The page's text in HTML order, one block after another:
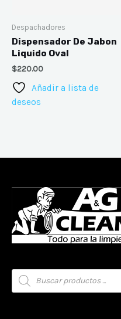
Despachadores
Dispensador De Jabon
Liquido Oval
$220.00
Añadir a lista de
deseos
Búsqueda
de
productos